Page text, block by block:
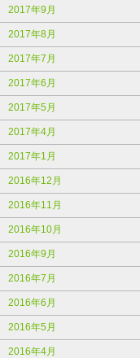
2017年9月
2017年8月
2017年7月
2017年6月
2017年5月
2017年4月
2017年1月
2016年12月
2016年11月
2016年10月
2016年9月
2016年7月
2016年6月
2016年5月
2016年4月